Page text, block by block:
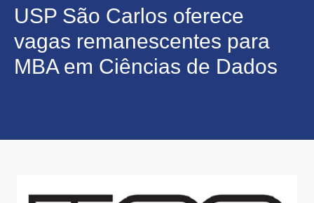
USP São Carlos oferece
vagas remanescentes para
MBA em Ciências de Dados